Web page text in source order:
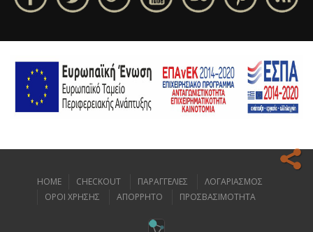
Ο ιστοχώρος μας κάνει χρήση cookies για να σας προσφέρει την
HOME CHECKOUT ΠΑΡΑΓΓΕΛΙΕΣ
ΛΟΓΑΡΙΑΣΜΟΣ
ΟΡΟΙ ΧΡΗΣΗΣ
ΑΠΟΡΡΗΤΟ ΠΡΟΣΒΑΣΙΜΟΤΗΤΑ